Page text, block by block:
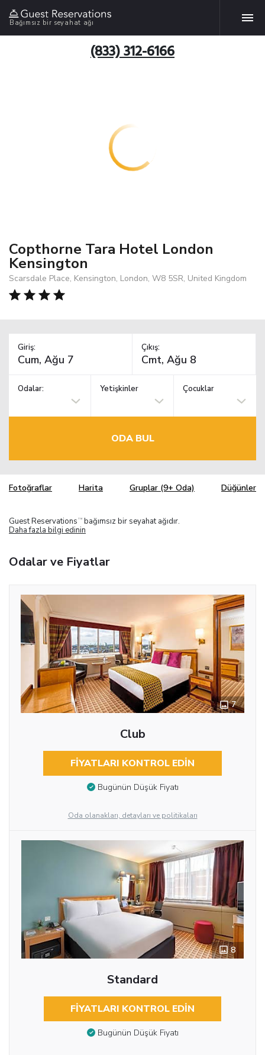
Bağımsız bir seyahat ağı
(833) 312-6166
Copthorne Tara Hotel London
Kensington
Scarsdale Place, Kensington, London, W8 5SR, United Kingdom
Giriş: Çıkış:
Odalar: Yetişkinler Çocuklar
ODA BUL
Fotoğraflar Harita Gruplar (9+ Oda) Düğünler
Guest Reservations TM bağımsız bir seyahat ağıdır.
Daha fazla bilgi edinin
Odalar ve Fiyatlar
7
Club
FIYATLARI KONTROL EDIN
Bugünün Düşük Fiyatı
Oda olanakları, detayları ve politikaları
8
Standard
FIYATLARI KONTROL EDIN
Bugünün Düşük Fiyatı